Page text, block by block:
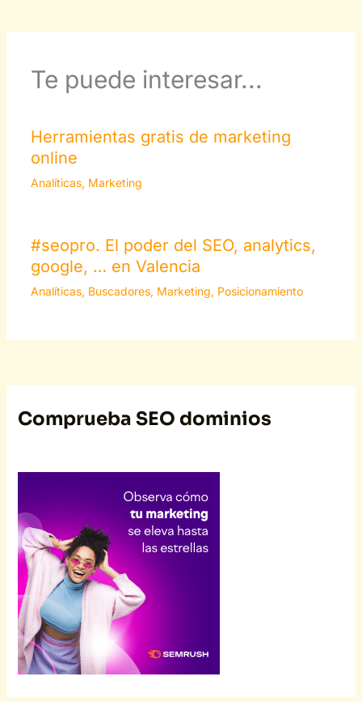
Te puede interesar...
Herramientas gratis de marketing
online
Analíticas, Marketing
#seopro. El poder del SEO, analytics,
google, … en Valencia
Analíticas, Buscadores, Marketing, Posicionamiento
Comprueba SEO dominios